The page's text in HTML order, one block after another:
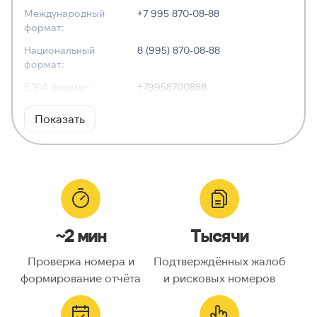
Международный
формат:
+7 995 870-08-88
Национальный
формат:
8 (995) 870-08-88
E.164 формат:
+79958700888
RFC3966
формат:
Тип номера:
Оператор связи:
Национальный
9958700888
Код страны:
ГЕОЛОКАЦИЯ
Показать
~2 мин
Проверка номера и
формирование отчёта
Тысячи
Подтверждённых жалоб
и рисковых номеров